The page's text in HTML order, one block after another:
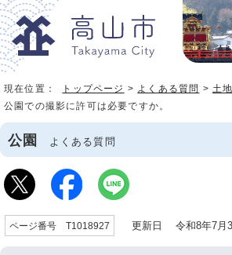
現在位置： トップページ > よくある質問 >土
公園での撮影に許可は必要ですか。
公園 よくある質問
ページ番号 T1018927 更新日 令和8年7月